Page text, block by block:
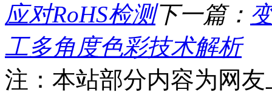
应对RoHS检测下一篇：
工多角度色彩技术解析
注：本站部分内容为网